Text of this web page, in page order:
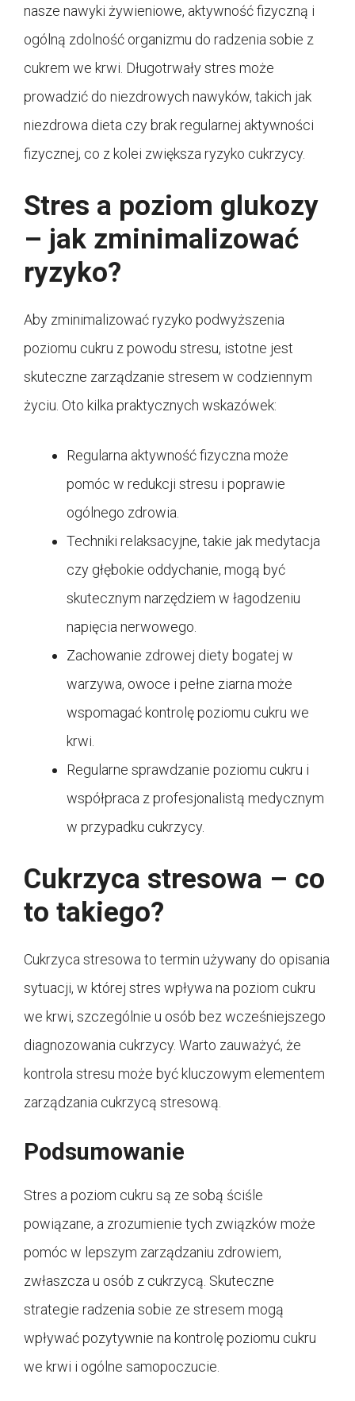
nasze nawyki żywieniowe, aktywność fizyczną i
ogólną zdolność organizmu do radzenia sobie z
cukrem we krwi. Długotrwały stres może
prowadzić do niezdrowych nawyków, takich jak
niezdrowa dieta czy brak regularnej aktywności
fizycznej, co z kolei zwiększa ryzyko cukrzycy.
Stres a poziom glukozy
– jak zminimalizować
ryzyko?
Aby zminimalizować ryzyko podwyższenia
poziomu cukru z powodu stresu, istotne jest
skuteczne zarządzanie stresem w codziennym
życiu. Oto kilka praktycznych wskazówek:
Regularna aktywność fizyczna może
pomóc w redukcji stresu i poprawie
ogólnego zdrowia.
Techniki relaksacyjne, takie jak medytacja
czy głębokie oddychanie, mogą być
skutecznym narzędziem w łagodzeniu
napięcia nerwowego.
Zachowanie zdrowej diety bogatej w
warzywa, owoce i pełne ziarna może
wspomagać kontrolę poziomu cukru we
krwi.
Regularne sprawdzanie poziomu cukru i
współpraca z profesjonalistą medycznym
w przypadku cukrzycy.
Cukrzyca stresowa – co
to takiego?
Cukrzyca stresowa to termin używany do opisania
sytuacji, w której stres wpływa na poziom cukru
we krwi, szczególnie u osób bez wcześniejszego
diagnozowania cukrzycy. Warto zauważyć, że
kontrola stresu może być kluczowym elementem
zarządzania cukrzycą stresową.
Podsumowanie
Stres a poziom cukru są ze sobą ściśle
powiązane, a zrozumienie tych związków może
pomóc w lepszym zarządzaniu zdrowiem,
zwłaszcza u osób z cukrzycą. Skuteczne
strategie radzenia sobie ze stresem mogą
wpływać pozytywnie na kontrolę poziomu cukru
we krwi i ogólne samopoczucie.